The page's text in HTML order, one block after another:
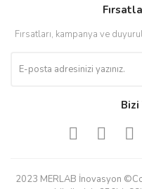
Fırsatları, kampanya ve
Bizi
2023 MERLAB İnovasyon